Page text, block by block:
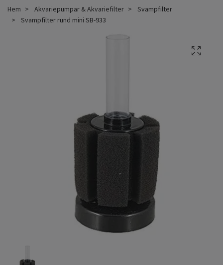
Hem Akvariepumpar & Akvariefilter
Svampfilter
Svampfilter rund mini SB-933